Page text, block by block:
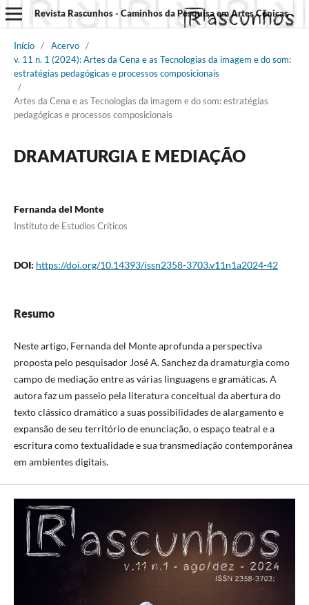
Revista Rascunhos - Caminhos da Pesquisa em Artes Cênicas
Início / Acervo /
v. 11 n. 1 (2024): Artes da Cena e as Tecnologias da imagem e do som:
estratégias pedagógicas e processos composicionais
/
Artes da Cena e as Tecnologias da imagem e do som: estratégias
pedagógicas e processos composicionais
DRAMATURGIA E MEDIAÇÃO
Fernanda del Monte
Instituto de Estudios Criticos
DOI: https://doi.org/10.14393/issn2358-3703.v11n1a2024-42
Resumo
Neste artigo, Fernanda del Monte aprofunda a perspectiva
proposta pelo pesquisador José A. Sanchez da dramaturgia como
campo de mediação entre as várias linguagens e gramáticas. A
autora faz um passeio pela literatura conceitual da abertura do
texto clássico dramático a suas possibilidades de alargamento e
expansão de seu território de enunciação, o espaço teatral e a
escritura como textualidade e sua transmediação contemporânea
em ambientes digitais.